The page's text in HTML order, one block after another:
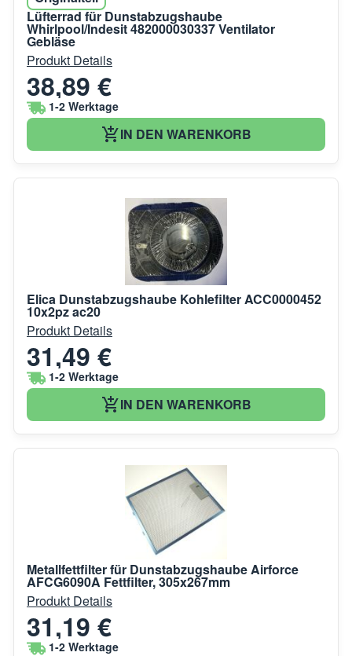
Lüfterrad für Dunstabzugshaube
Whirlpool/Indesit 482000030337 Ventilator
Gebläse
Produkt Details
38,89 €
1-2 Werktage
IN DEN WARENKORB
Elica Dunstabzugshaube Kohlefilter ACC0000452
10x2pz ac20
Produkt Details
31,49 €
1-2 Werktage
IN DEN WARENKORB
Metallfettfilter für Dunstabzugshaube Airforce
AFCG6090A Fettfilter, 305x267mm
Produkt Details
31,19 €
1-2 Werktage